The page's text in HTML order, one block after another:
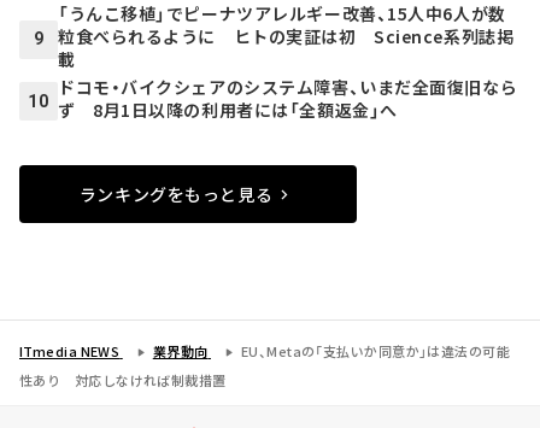
9
「うんこ移植」でピーナツアレルギー改善、15人中6人が数
粒食べられるように ヒトの実証は初 Science系列誌掲
載
10
ドコモ・バイクシェアのシステム障害、いまだ全面復旧なら
ず 8月1日以降の利用者には「全額返金」へ
ランキングをもっと見る
ITmedia NEWS 業界動向
EU、Metaの「支払いか同意か」は違法の可能
性あり 対応しなければ制裁措置